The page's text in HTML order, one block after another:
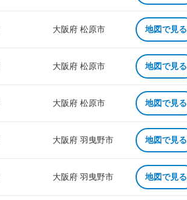
大阪府 松原市 地図で見る
大阪府 松原市 地図で見る
大阪府 松原市 地図で見る
大阪府 羽曳野市 地図で見る
大阪府 羽曳野市 地図で見る